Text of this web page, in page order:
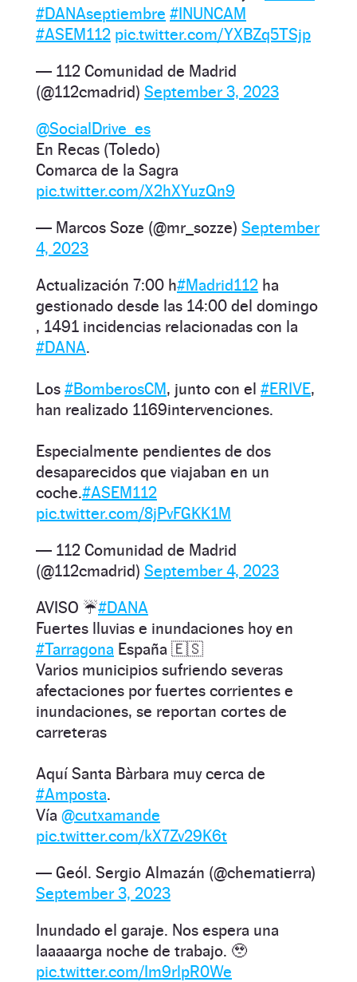
#DANAseptiembre #INUNCAM
#ASEM112 pic.twitter.com/YXBZq5TSjp
— 112 Comunidad de Madrid
(@112cmadrid) September 3, 2023
@SocialDrive_es
En Recas (Toledo)
Comarca de la Sagra
pic.twitter.com/X2hXYuzQn9
— Marcos Soze (@mr_sozze) September
4, 2023
Actualización 7:00 h#Madrid112 ha
gestionado desde las 14:00 del domingo
, 1491 incidencias relacionadas con la
#DANA.
Los #BomberosCM, junto con el #ERIVE,
han realizado 1169intervenciones.
Especialmente pendientes de dos
desaparecidos que viajaban en un
coche.#ASEM112
pic.twitter.com/8jPvFGKK1M
— 112 Comunidad de Madrid
(@112cmadrid) September 4, 2023
AVISO ☔️#DANA
Fuertes lluvias e inundaciones hoy en
#Tarragona España 🇪🇸
Varios municipios sufriendo severas
afectaciones por fuertes corrientes e
inundaciones, se reportan cortes de
carreteras
Aquí Santa Bàrbara muy cerca de
#Amposta.
Vía @cutxamande
pic.twitter.com/kX7Zv29K6t
— Geól. Sergio Almazán (@chematierra)
September 3, 2023
Inundado el garaje. Nos espera una
laaaaarga noche de trabajo. 🥹
pic.twitter.com/Im9rlpR0We